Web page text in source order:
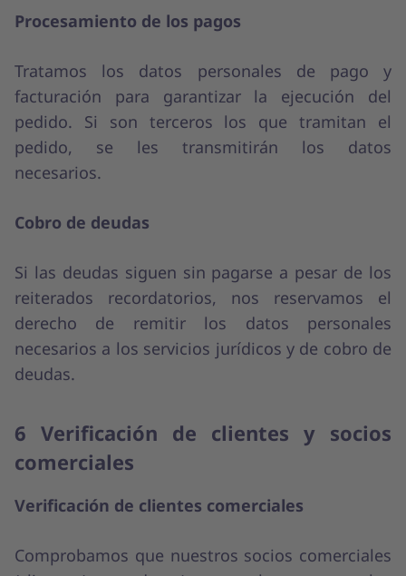
Procesamiento de los pagos
Tratamos los datos personales de pago y
facturación para garantizar la ejecución del
pedido. Si son terceros los que tramitan el
pedido, se les transmitirán los datos
necesarios.
Cobro de deudas
Si las deudas siguen sin pagarse a pesar de los
reiterados recordatorios, nos reservamos el
derecho de remitir los datos personales
necesarios a los servicios jurídicos y de cobro de
deudas.
6 Verificación de clientes y socios
comerciales
Verificación de clientes comerciales
Comprobamos que nuestros socios comerciales